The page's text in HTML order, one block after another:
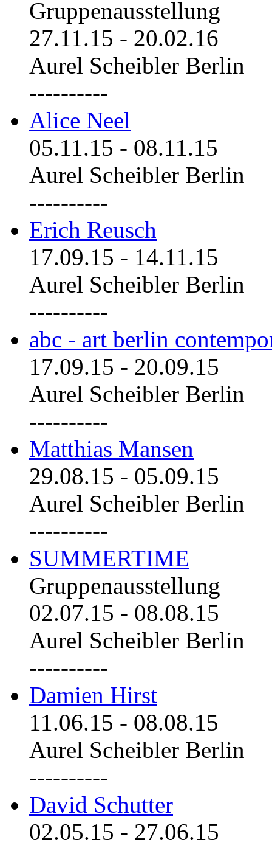
Gruppenausstellung
27.11.15 - 20.02.16
Aurel Scheibler Berlin
----------
Alice Neel
05.11.15 - 08.11.15
Aurel Scheibler Berlin
----------
Erich Reusch
17.09.15 - 14.11.15
Aurel Scheibler Berlin
----------
abc - art berlin
17.09.15 - 20.09.15
Aurel Scheibler Berlin
----------
Matthias Mansen
29.08.15 - 05.09.15
Aurel Scheibler Berlin
----------
SUMMERTIME
Gruppenausstellung
02.07.15 - 08.08.15
Aurel Scheibler Berlin
----------
Damien Hirst
11.06.15 - 08.08.15
Aurel Scheibler Berlin
----------
David Schutter
02.05.15 - 27.06.15